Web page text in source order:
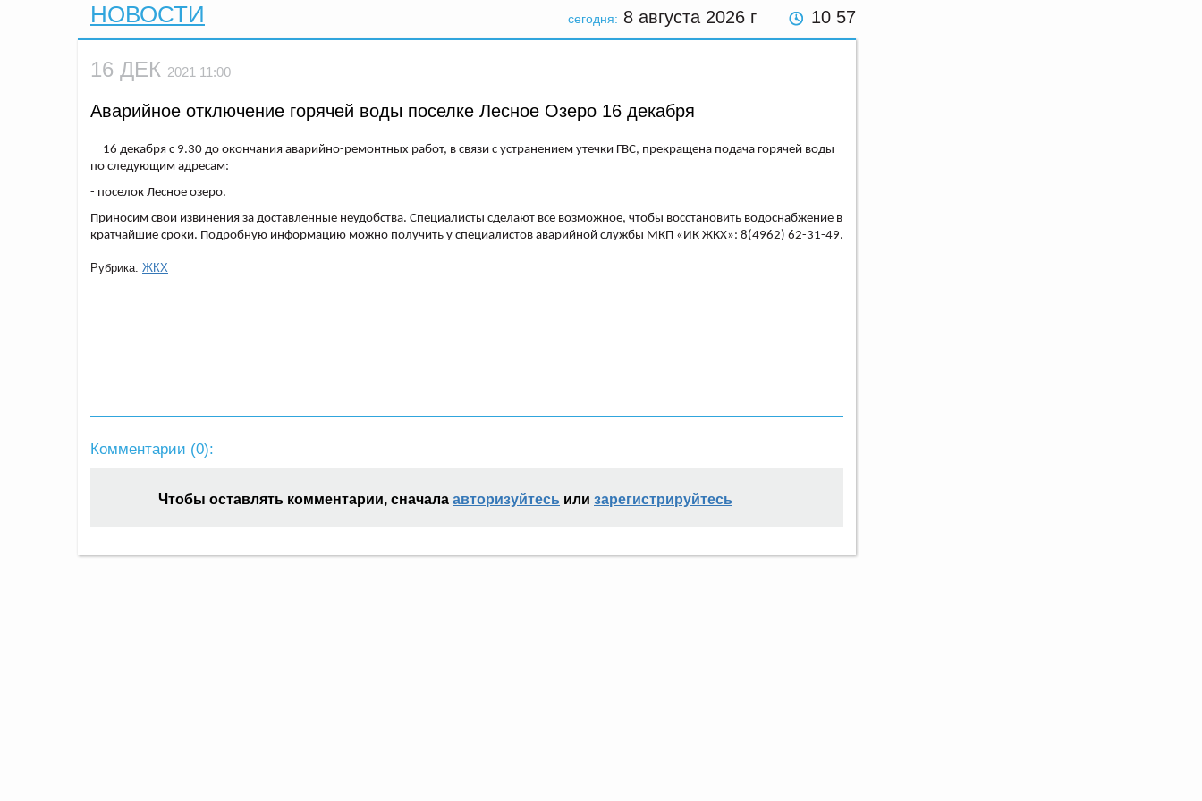
сегодня: 8 августа 2026 г 10 57
НОВОСТИ
16 ДЕК 2021 11:00
Аварийное отключение горячей воды поселке Лесное Озеро 16 декабря
16 декабря с 9.30 до окончания аварийно-ремонтных работ, в связи с устранением утечки ГВС, прекращена подача горячей воды
по следующим адресам:
- поселок Лесное озеро.
Приносим свои извинения за доставленные неудобства. Специалисты сделают все возможное, чтобы восстановить водоснабжение в
кратчайшие сроки. Подробную информацию можно получить у специалистов аварийной службы МКП «ИК ЖКХ»: 8(4962) 62-31-49.
Рубрика: ЖКХ
Комментарии (0):
Чтобы оставлять комментарии, сначала авторизуйтесь или зарегистрируйтесь